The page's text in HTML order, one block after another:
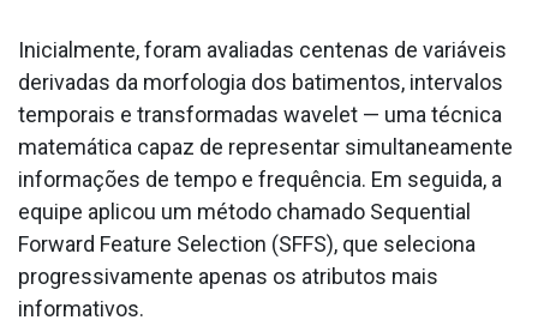
Inicialmente, foram avaliadas centenas de variáveis
derivadas da morfologia dos batimentos, intervalos
temporais e transformadas wavelet — uma técnica
matemática capaz de representar simultaneamente
informações de tempo e frequência. Em seguida, a
equipe aplicou um método chamado Sequential
Forward Feature Selection (SFFS), que seleciona
progressivamente apenas os atributos mais
informativos.